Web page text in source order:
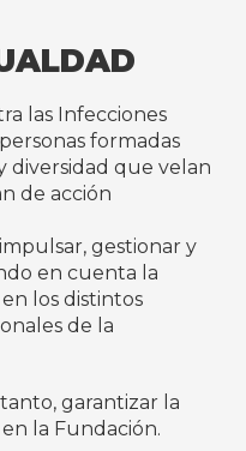
las Infecciones
formadas
diversidad que velan
de acción
gestionar y
en cuenta la
los distintos
de la
garantizar la
la Fundación.